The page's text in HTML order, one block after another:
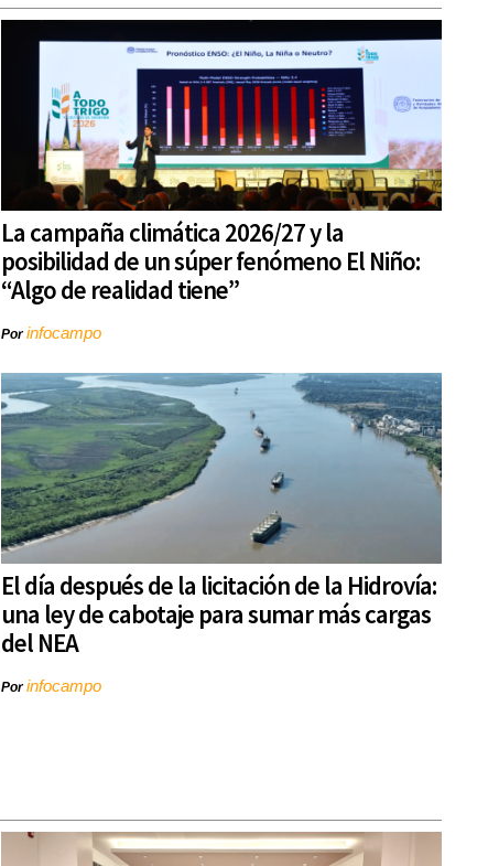
La campaña climática 2026/27 y la
posibilidad de un súper fenómeno El Niño:
“Algo de realidad tiene”
Porinfocampo
El día después de la licitación de la Hidrovía:
una ley de cabotaje para sumar más cargas
del NEA
Porinfocampo